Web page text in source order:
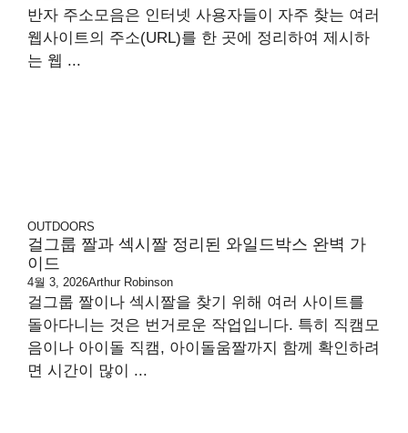
반자 주소모음은 인터넷 사용자들이 자주 찾는 여러
웹사이트의 주소(URL)를 한 곳에 정리하여 제시하
는 웹 ...
OUTDOORS
걸그룹 짤과 섹시짤 정리된 와일드박스 완벽 가
이드
4월 3, 2026Arthur Robinson
걸그룹 짤이나 섹시짤을 찾기 위해 여러 사이트를
돌아다니는 것은 번거로운 작업입니다. 특히 직캠모
음이나 아이돌 직캠, 아이돌움짤까지 함께 확인하려
면 시간이 많이 ...